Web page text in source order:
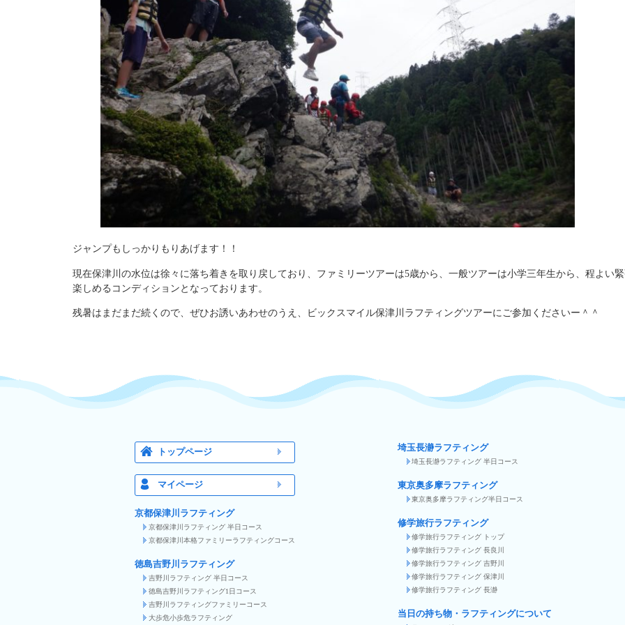
ジャンプもしっかりもりあげます！！
現在保津川の水位は徐々に落ち着きを取り戻しており、ファミリーツアーは5歳から、一般ツアーは小学三年生から、程よい
楽しめるコンディションとなっております。
残暑はまだまだ続くので、ぜひお誘いあわせのうえ、ビックスマイル保津川ラフティングツアーにご参加くださいー＾＾
トップページ
マイページ
京都保津川ラフティング
京都保津川ラフティング 半日コース
京都保津川本格ファミリーラフティングコース
徳島吉野川ラフティング
吉野川ラフティング 半日コース
徳島吉野川ラフティング1日コース
吉野川ラフティングファミリーコース
大歩危小歩危ラフティング
埼玉長瀞ラフティング
埼玉長瀞ラフティング 半日コース
東京奥多摩ラフティング
東京奥多摩ラフティング半日コース
修学旅行ラフティング
修学旅行ラフティング トップ
修学旅行ラフティング 長良川
修学旅行ラフティング 吉野川
修学旅行ラフティング 保津川
修学旅行ラフティング 長瀞
当日の持ち物・ラフティングについて